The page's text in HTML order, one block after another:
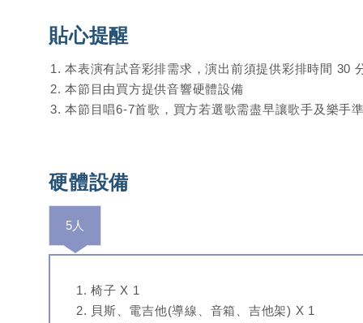
貼心提醒
本表演有試音彩排需求，演出前須提供彩排時間 30
本節目由買方提供音響硬體設備
本節目唱6-7首歌，買方若選歌需盡早讓歌手及樂手
硬體設備
5人
椅子 X 1
貝斯、電吉他(導線、音箱、吉他架) X 1